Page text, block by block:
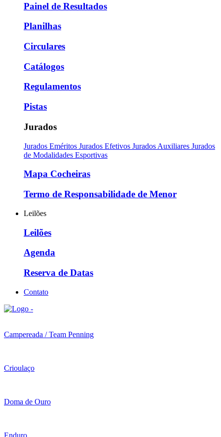
Painel de Resultados
Planilhas
Circulares
Catálogos
Regulamentos
Pistas
Jurados
Jurados Eméritos Jurados Efetivos Jurados Auxiliares Jurados
de Modalidades Esportivas
Mapa Cocheiras
Termo de Responsabilidade de Menor
Leilões
Leilões
Agenda
Reserva de Datas
Contato
Campereada / Team Penning
Crioulaço
Doma de Ouro
Enduro